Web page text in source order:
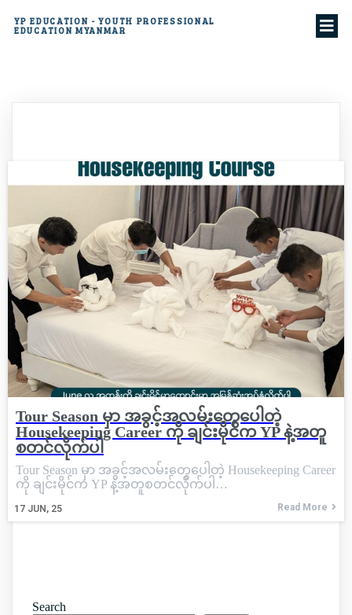
YP EDUCATION - YOUTH PROFESSIONAL
EDUCATION MYANMAR
Tour Season မှာ အခွင့်အလမ်းတွေပေါတဲ့
Housekeeping Career ကို ချင်းမိုင်က YP နဲ့အတူ
စတင်လိုက်ပါ
17 JUN, 25
Tour Season မှာ အခွင့်အလမ်းတွေပေါတဲ့ Housekeeping Career
ကို ချင်းမိုင်က YP နဲ့အတူစတင်လိုက်ပါ…
Read More
Search